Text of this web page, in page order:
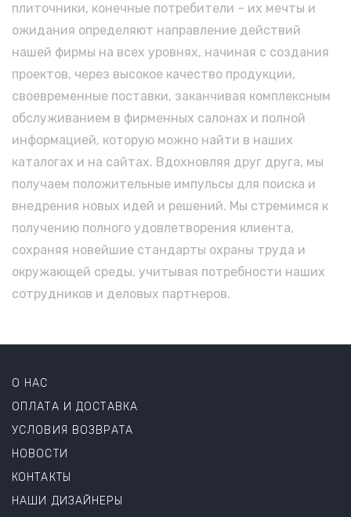
плиточники, конечные потребители – их мечты и
ожидания определяют направление действий
нашей фирмы на всех уровнях, начиная с создания
проектов, через высокое качество продукции,
своевременные поставки, заканчивая комплексным
обслуживанием в фирменных салонах и полной
информацией, которую можно найти в наших
каталогах и на сайтах. Вдохновляя друг друга, мы
получаем положительные импульсы для поиска и
внедрения новых идей и решений. Мы стремимся к
получению полного удовлетворения клиента,
сохраняя новейшие стандарты охраны труда и
окружающей среды, учитывая потребности наших
сотрудников и деловых партнеров.
О НАС
ОПЛАТА И ДОСТАВКА
УСЛОВИЯ ВОЗВРАТА
НОВОСТИ
КОНТАКТЫ
НАШИ ДИЗАЙНЕРЫ